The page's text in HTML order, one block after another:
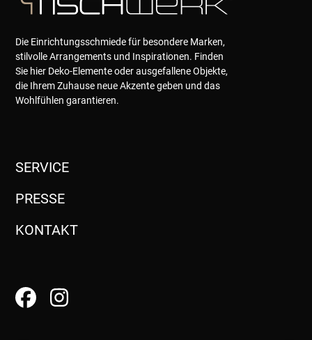
Die Einrichtungsschmiede für besondere Marken,
stilvolle Arrangements und Inspirationen. Finden
Sie hier Deko-Elemente oder ausgefallene Objekte,
die Ihrem Zuhause neue Akzente geben und das
Wohlfühlen garantieren.
SERVICE
PRESSE
KONTAKT